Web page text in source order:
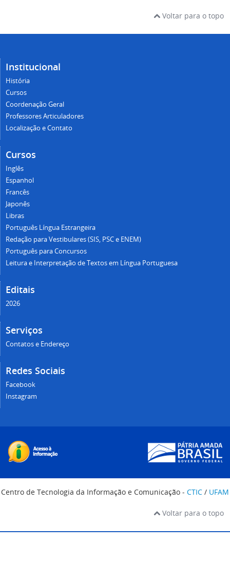
Voltar para o topo
Institucional
História
Cursos
Coordenação Geral
Professores Articuladores
Localização e Contato
Cursos
Inglês
Espanhol
Francês
Japonês
Libras
Português Língua Estrangeira
Redação para Vestibulares (SIS, PSC e ENEM)
Português para Concursos
Leitura e Interpretação de Textos em Língua Portuguesa
Editais
2026
Serviços
Contatos e Endereço
Redes Sociais
Facebook
Instagram
Centro de Tecnologia da Informação e Comunicação - CTIC / UFAM
Voltar para o topo